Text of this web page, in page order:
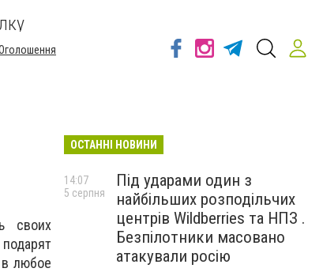
своих
любое
ОСТАННІ НОВИНИ
Під ударами один з
найбільших розподільчих
центрів Wildberries та НПЗ .
Безпілотники масовано
атакували росію
14:07
5 серпня